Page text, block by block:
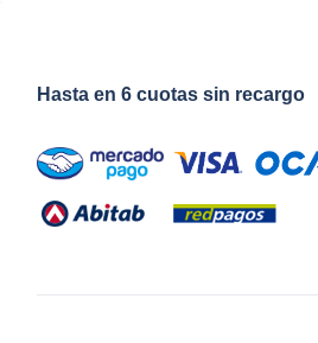
Hasta en 6 cuotas sin recargo